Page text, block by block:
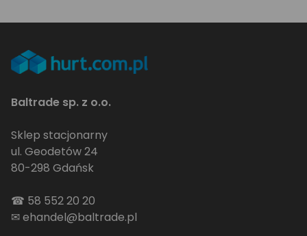
Baltrade sp. z o.o.
Sklep stacjonarny
ul. Geodetów 24
80-298 Gdańsk
☎ 58 552 20 20
✉ehandel@baltrade.pl